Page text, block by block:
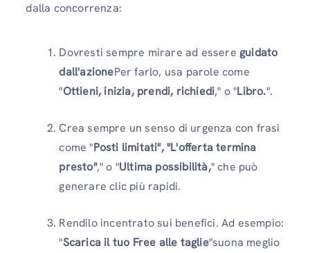
dalla concorrenza:
Dovresti sempre mirare ad essere guidato
dall'azionePer farlo, usa parole come
"Ottieni, inizia, prendi, richiedi," o "Libro.".
Crea sempre un senso di urgenza con frasi
come "Posti limitati", "L'offerta termina
presto"," o "Ultima possibilità," che può
generare clic più rapidi.
Rendilo incentrato sui benefici. Ad esempio:
"Scarica il tuo Free alle taglie"suona meglio